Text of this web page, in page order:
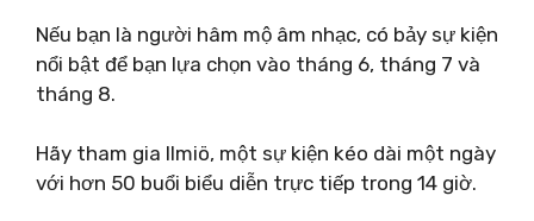
Nếu bạn là người hâm mộ âm nhạc, có bảy sự kiện
nổi bật để bạn lựa chọn vào tháng 6, tháng 7 và
tháng 8.
Hãy tham gia Ilmiö, một sự kiện kéo dài một ngày
với hơn 50 buổi biểu diễn trực tiếp trong 14 giờ.